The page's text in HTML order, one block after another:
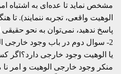
مشخص نماید تا عده‌ای به اشتباه
الوهیت واقعی، تجربه ننمایند). تا
پاسخ ندهید، نمی‌توان به نحو
2- سوال دوم در باب وجود خارجی
یا الوهیت وجود خارجی دارد؟اگر
منکر وجود خارجی الوهیت و امر نا